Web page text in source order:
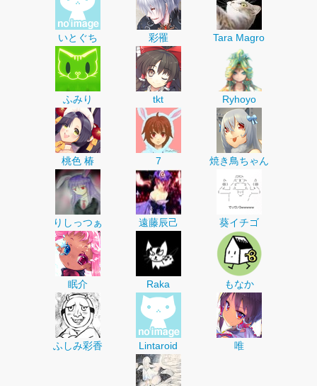
いとぐち 彩罹 Tara Magro
ふみり tkt Ryhoyo
桃色 椿 7 焼き鳥ちゃん
りしっつぁ 遠藤辰己 葵イチゴ
眠介 Raka もなか
ふしみ彩香 Lintaroid 唯